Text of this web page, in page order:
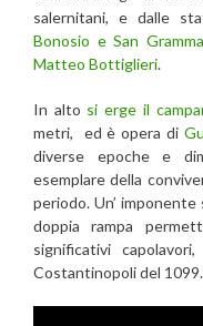
salernitani, e dalle
Bonosio e San
Matteo Bottiglieri.
In alto si erge il
metri, ed è opera di
diverse epoche e
esemplare della
periodo. Un’
doppia rampa
significativi
Costantinopoli del 1099.